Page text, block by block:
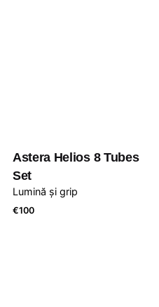
Astera Helios 8 Tubes
Set
Lumină și grip
€100